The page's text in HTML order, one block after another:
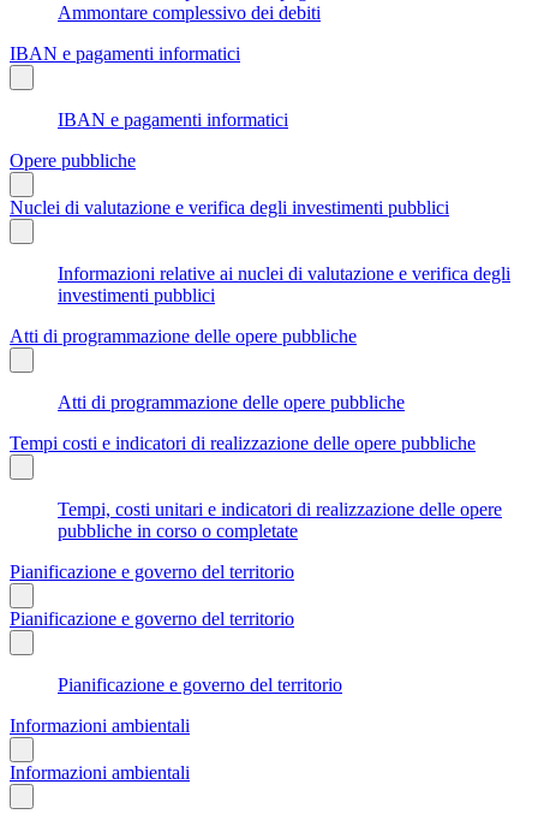
Ammontare complessivo dei debiti
IBAN e pagamenti informatici
IBAN e pagamenti informatici
Opere pubbliche
Nuclei di valutazione e verifica degli investimenti pubblici
Informazioni relative ai nuclei di valutazione e verifica degli
investimenti pubblici
Atti di programmazione delle opere pubbliche
Atti di programmazione delle opere pubbliche
Tempi costi e indicatori di realizzazione delle opere pubbliche
Tempi, costi unitari e indicatori di realizzazione delle opere
pubbliche in corso o completate
Pianificazione e governo del territorio
Pianificazione e governo del territorio
Pianificazione e governo del territorio
Informazioni ambientali
Informazioni ambientali